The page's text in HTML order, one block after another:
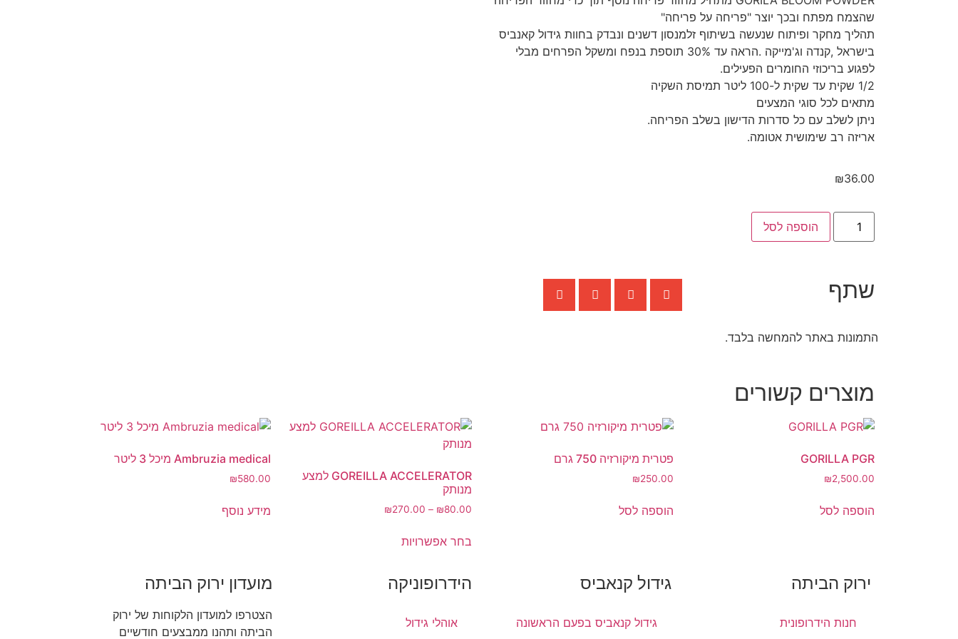
שהצמח מפתח ובכך יוצר "פריחה על פריחה"
תהליך מחקר ופיתוח שנעשה בשיתוף זלמנסון דשנים ונבדק בחוות גידול קאנביס
בישראל ,קנדה וג'מייקה .הראה עד 30% תוספת בנפח ומשקל הפרחים מבלי
לפגוע בריכוזי החומרים הפעילים.
1/2 שקית עד שקית ל-100 ליטר תמיסת השקיה
מתאים לכל סוגי המצעים
ניתן לשלב עם כל סדרות הדישון בשלב הפריחה.
אריזה רב שימושית אטומה.
₪36.00
הוספה לסל
שתף
התמונות באתר להמחשה בלבד.
מוצרים קשורים
GORILLA PGR
₪2,500.00
הוספה לסל
פטרית מיקורזיה 750 גרם
₪250.00
הוספה לסל
GOREILLA ACCELERATOR למצע
מנותק
₪80.00
–
₪270.00
בחר אפשרויות
Ambruzia medical מיכל 3 ליטר
₪580.00
מידע נוסף
ירוק הביתה
חנות הידרופונית
גידול קנאביס
גידול קנאביס בפעם הראשונה
הידרופוניקה
אוהלי גידול
מועדון ירוק הביתה
הצטרפו למועדון הלקוחות של ירוק
הביתה ותהנו ממבצעים חודשיים